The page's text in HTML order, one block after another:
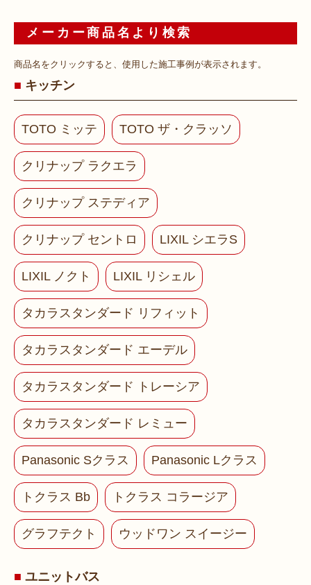
メーカー商品名より検索
商品名をクリックすると、使用した施工事例が表示されます。
キッチン
TOTO ミッテ TOTO ザ・クラッソ
クリナップ ラクエラ
クリナップ ステディア
クリナップ セントロ LIXIL シエラS
LIXIL ノクト LIXIL リシェル
タカラスタンダード リフィット
タカラスタンダード エーデル
タカラスタンダード トレーシア
タカラスタンダード レミュー
Panasonic Sクラス Panasonic Lクラス
トクラス Bb トクラス コラージア
グラフテクト ウッドワン スイージー
ユニットバス